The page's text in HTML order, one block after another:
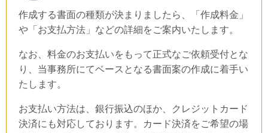
作成する書面の種類が決まりましたら、「作成料金」
や「お支払方法」などの詳細をご案内いたします。
なお、料金のお支払いをもって正式なご依頼受付とな
り、当事務所にてベースとなる書面案の作成に着手い
たします。
お支払い方法は、銀行振込のほか、クレジットカード
決済にも対応しております。カード決済をご希望の場